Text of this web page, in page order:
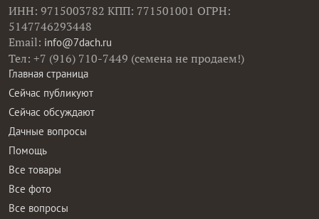
ИНН: 9715003782 КПП: 771501001 ОГРН:
5147746293448
Email: info@7dach.ru
Тел: +7 (916) 710-7449 (семена не продаем!)
Главная страница
Сейчас публикуют
Сейчас обсуждают
Дачные вопросы
Помощь
Все товары
Все фото
Все вопросы